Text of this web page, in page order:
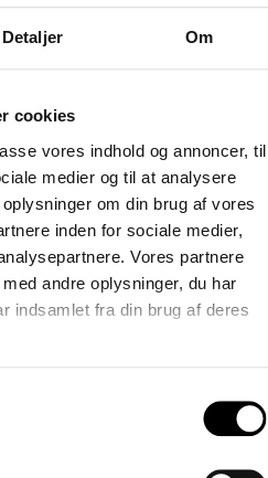
Detaljer Om
cookies
vores indhold og annoncer, til
medier og til at analysere
om din brug af vores
inden for sociale medier,
Vores partnere
andre oplysninger, du har
indsamlet fra din brug af deres
Alt er inden for
Station, som ligger blot 400
store vinduespartier, der
rum, som du har lyst til at
er det store køkkenalrum og
boliger designet med
badeværelser med
depotrum til opbevaring eller
udendørsområde i form af
hvor du kan nyde